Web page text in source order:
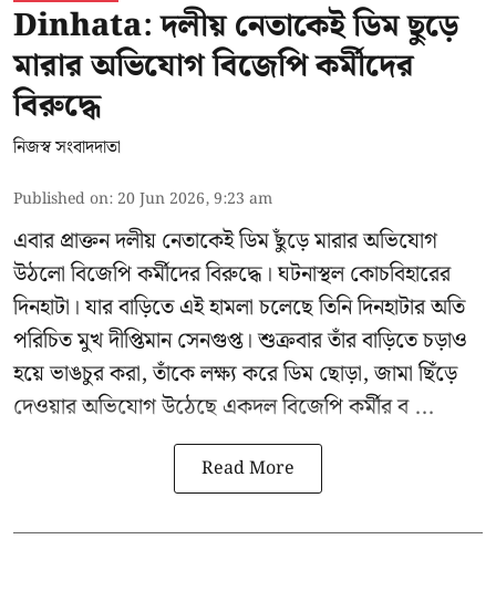
Dinhata: দলীয় নেতাকেই ডিম ছুড়ে
মারার অভিযোগ বিজেপি কর্মীদের
বিরুদ্ধে
নিজস্ব সংবাদদাতা
Published on: 20 Jun 2026, 9:23 am
এবার প্রাক্তন দলীয় নেতাকেই ডিম ছুঁড়ে মারার অভিযোগ
উঠলো বিজেপি কর্মীদের বিরুদ্ধে। ঘটনাস্থল কোচবিহারের
দিনহাটা। যার বাড়িতে এই হামলা চলেছে তিনি দিনহাটার অতি
পরিচিত মুখদীপ্তিমান সেনগুপ্ত।শুক্রবার তাঁর বাড়িতে চড়াও
হয়ে ভাঙচুর করা, তাঁকে লক্ষ্য করে ডিম ছোড়া, জামা ছিঁড়ে
দেওয়ার অভিযোগ উঠেছে একদল বিজেপি কর্মীর ব ...
Read More